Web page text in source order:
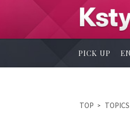
PICK UP
TOP TOPICS